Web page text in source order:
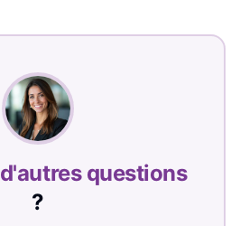
d'autres questions
?